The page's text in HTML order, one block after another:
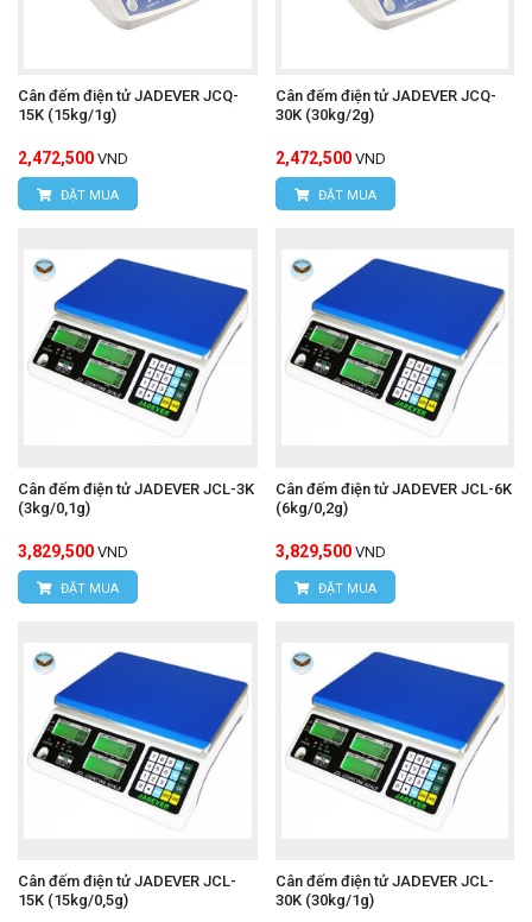
Cân đếm điện tử JADEVER JCQ-
15K (15kg/1g)
2,472,500 VND
ĐẶT MUA
Cân đếm điện tử JADEVER JCQ-
30K (30kg/2g)
2,472,500 VND
ĐẶT MUA
Cân đếm điện tử JADEVER JCL-3K
(3kg/0,1g)
3,829,500 VND
ĐẶT MUA
Cân đếm điện tử JADEVER JCL-6K
(6kg/0,2g)
3,829,500 VND
ĐẶT MUA
Cân đếm điện tử JADEVER JCL-
15K (15kg/0,5g)
Cân đếm điện tử JADEVER JCL-
30K (30kg/1g)